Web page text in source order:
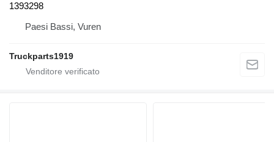
1393298
Paesi Bassi, Vuren
Truckparts1919